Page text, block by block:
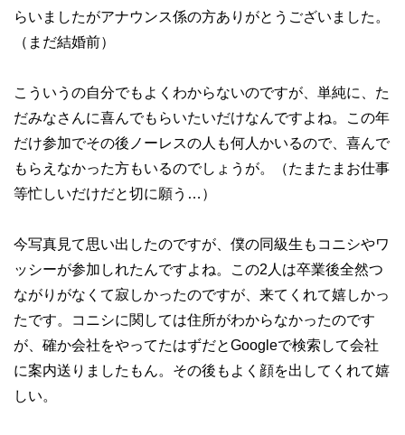
らいましたがアナウンス係の方ありがとうございました。
（まだ結婚前）
こういうの自分でもよくわからないのですが、単純に、た
だみなさんに喜んでもらいたいだけなんですよね。この年
だけ参加でその後ノーレスの人も何人かいるので、喜んで
もらえなかった方もいるのでしょうが。（たまたまお仕事
等忙しいだけだと切に願う…）
今写真見て思い出したのですが、僕の同級生もコニシやワ
ッシーが参加しれたんですよね。この2人は卒業後全然つ
ながりがなくて寂しかったのですが、来てくれて嬉しかっ
たです。コニシに関しては住所がわからなかったのです
が、確か会社をやってたはずだとGoogleで検索して会社
に案内送りましたもん。その後もよく顔を出してくれて嬉
しい。